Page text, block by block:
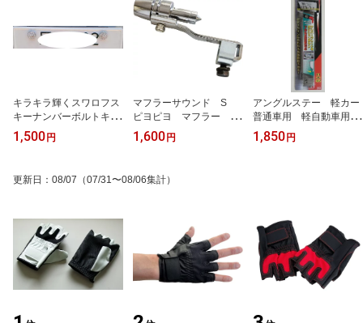
キラキラ輝くスワロフス
キーナンバーボルトキャ
ップカバー ナンバープ
レートボルトカバー 2
1,500 円
マフラーサウンド S
ピヨピヨ マフラー
音 笛【送料無料】
1,600 円
アングルステー 軽カー
普通車用 軽自動車用
ナンバープレート 角度
変更 【送料無料】
1,850 円
更新日 ： 08/07 （07/31〜08/06集計）